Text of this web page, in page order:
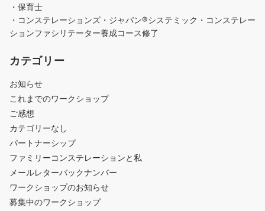
・保育士
・コンステレーションズ・ジャパン®︎システミック・コンステレー
ションファシリテーター養成コース修了
カテゴリー
お知らせ
これまでのワークショップ
ご感想
カテゴリーなし
パートナーシップ
ファミリーコンステレーションと私
メールレターバックナンバー
ワークショップのお知らせ
募集中のワークショップ